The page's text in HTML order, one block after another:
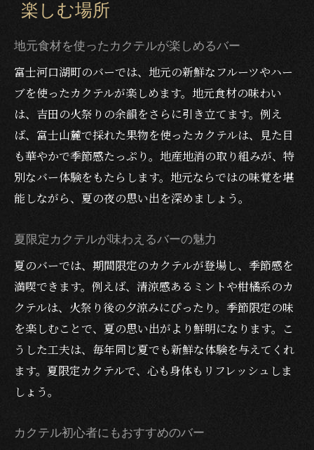
楽しむ場所
地元食材を使ったカクテルが楽しめるバー
富士河口湖町のバーでは、地元の新鮮なフルーツやハー
ブを使ったカクテルが楽しめます。地元食材の味わい
は、吉田の火祭りの余韻をさらに引き立てます。例え
ば、富士山麓で採れた果物を使ったカクテルは、見た目
も華やかで季節感たっぷり。地産地消の取り組みが、特
別なバー体験をもたらします。地元ならではの味覚を堪
能しながら、夏の夜の思い出を深めましょう。
夏限定カクテルが味わえるバーの魅力
夏のバーでは、期間限定のカクテルが登場し、季節感を
満喫できます。例えば、清涼感あるミントや柑橘系のカ
クテルは、火祭り後の夕涼みにぴったり。季節限定の味
を楽しむことで、夏の思い出がより鮮明になります。こ
うした工夫は、毎年同じ夏でも新鮮な体験を与えてくれ
ます。夏限定カクテルで、心も身体もリフレッシュしま
しょう。
カクテル初心者にもおすすめのバー